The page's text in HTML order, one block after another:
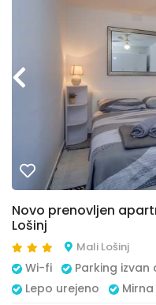
Novo prenovljen
Lošinj
Mali Lošinj
Wi-fi Parking izvan
Lepo urejeno